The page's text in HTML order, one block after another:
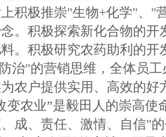
积极推崇"生物+化学"、"
。积极探索新化合物的开
。积极研究农药助利的
治"的营销思维，全体员
农户提供实用、高效的好
变农业”是毅田人的崇高
成、责任、激情、自信"